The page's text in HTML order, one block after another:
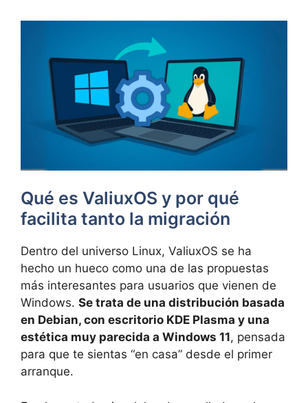
Qué es ValiuxOS y por qué
facilita tanto la migración
Dentro del universo Linux, ValiuxOS se ha
hecho un hueco como una de las propuestas
más interesantes para usuarios que vienen de
Windows. Se trata de una distribución basada
en Debian, con escritorio KDE Plasma y una
estética muy parecida a Windows 11, pensada
para que te sientas “en casa” desde el primer
arranque.